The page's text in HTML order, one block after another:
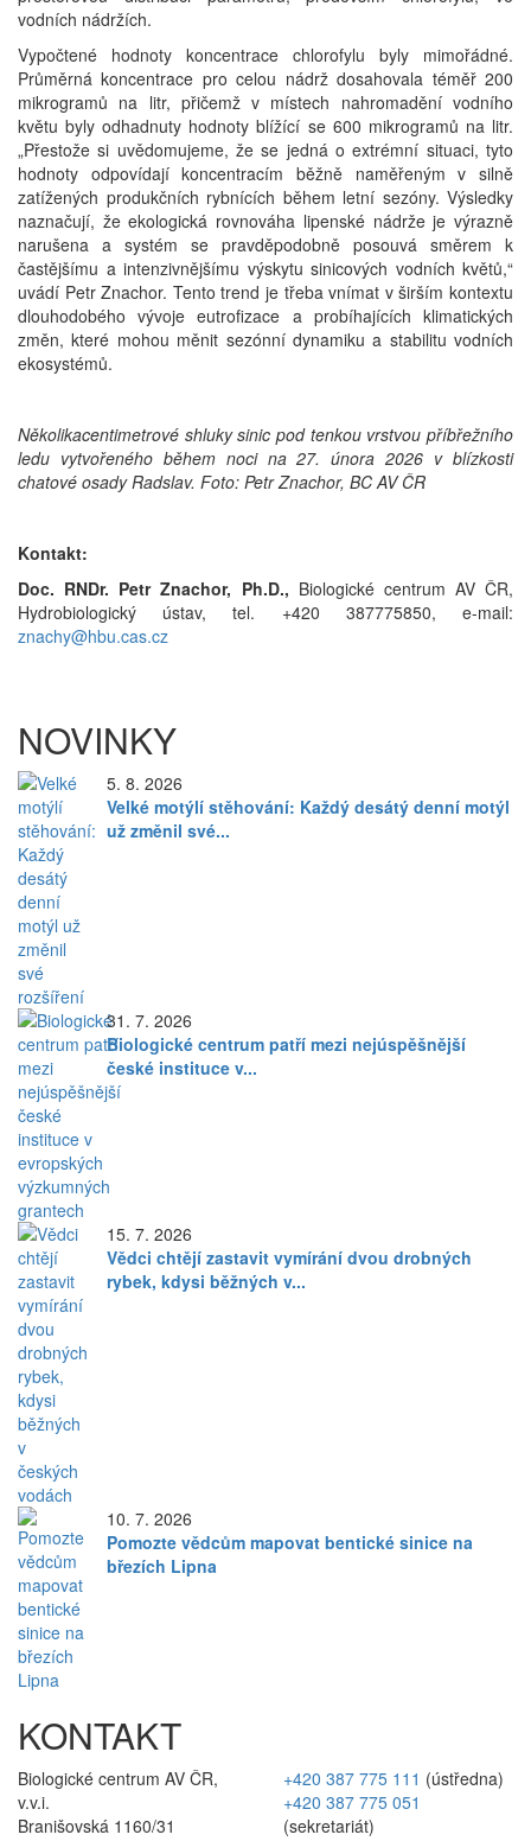
vodních nádržích.
Vypočtené hodnoty koncentrace chlorofylu byly mimořádné.
Průměrná koncentrace pro celou nádrž dosahovala téměř 200
mikrogramů na litr, přičemž v místech nahromadění vodního
květu byly odhadnuty hodnoty blížící se 600 mikrogramů na litr.
„Přestože si uvědomujeme, že se jedná o extrémní situaci, tyto
hodnoty odpovídají koncentracím běžně naměřeným v silně
zatížených produkčních rybnících během letní sezóny. Výsledky
naznačují, že ekologická rovnováha lipenské nádrže je výrazně
narušena a systém se pravděpodobně posouvá směrem k
častějšímu a intenzivnějšímu výskytu sinicových vodních květů,“
uvádí Petr Znachor. Tento trend je třeba vnímat v širším kontextu
dlouhodobého vývoje eutrofizace a probíhajících klimatických
změn, které mohou měnit sezónní dynamiku a stabilitu vodních
ekosystémů.
Několikacentimetrové shluky sinic pod tenkou vrstvou příbřežního
ledu vytvořeného během noci na 27. února 2026 v blízkosti
chatové osady Radslav. Foto: Petr Znachor, BC AV ČR
Kontakt:
Doc. RNDr. Petr Znachor, Ph.D., Biologické centrum AV ČR,
Hydrobiologický ústav, tel. +420 387775850, e-mail:
znachy@hbu.cas.cz
NOVINKY
5. 8. 2026
Velké motýlí stěhování: Každý desátý denní motýl
už změnil své...
31. 7. 2026
Biologické centrum patří mezi nejúspěšnější
české instituce v...
15. 7. 2026
Vědci chtějí zastavit vymírání dvou drobných
rybek, kdysi běžných v...
10. 7. 2026
Pomozte vědcům mapovat bentické sinice na
březích Lipna
KONTAKT
Biologické centrum AV ČR,
v.v.i.
Branišovská 1160/31
+420 387 775 111 (ústředna)
+420 387 775 051
(sekretariát)